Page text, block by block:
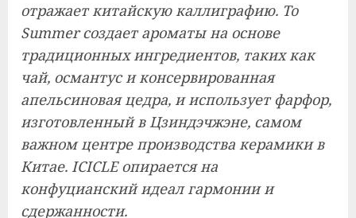
отражает китайскую каллиграфию. To
Summer создает ароматы на основе
традиционных ингредиентов, таких как
чай, османтус и консервированная
апельсиновая цедра, и использует фарфор,
изготовленный в Цзиндэчжэне, самом
важном центре производства керамики в
Китае. ICICLE опирается на
конфуцианский идеал гармонии и
сдержанности.